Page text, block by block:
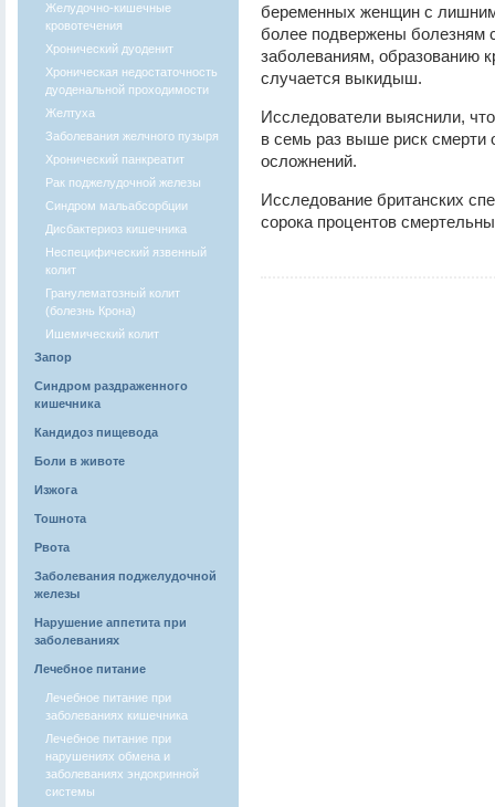
Желудочно-кишечные
кровотечения
Хронический дуоденит
Хроническая недостаточность
дуоденальной проходимости
Желтуха
Заболевания желчного пузыря
Хронический панкреатит
Рак поджелудочной железы
Синдром мальабсорбции
Дисбактериоз кишечника
Неспецифический язвенный
колит
Гранулематозный колит
(болезнь Крона)
Ишемический колит
Запор
Синдром раздраженного
кишечника
Кандидоз пищевода
Боли в животе
Изжога
Тошнота
Рвота
Заболевания поджелудочной
железы
Нарушение аппетита при
заболеваниях
Лечебное питание
Лечебное питание при
заболеваниях кишечника
Лечебное питание при
нарушениях обмена и
заболеваниях эндокринной
системы
беременных женщин с
более подвержены болезням
заболеваниям, образованию
случается выкидыш.
Исследователи выяснили,
в семь раз выше риск смерти
осложнений.
Исследование британских
сорока процентов